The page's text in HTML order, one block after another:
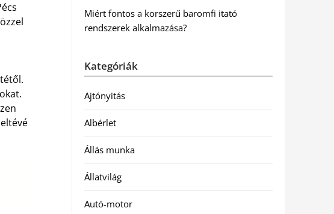
Miért fontos a korszerű baromfi itató
rendszerek alkalmazása?
Kategóriák
Ajtónyitás
Albérlet
Állás munka
Állatvilág
Autó-motor